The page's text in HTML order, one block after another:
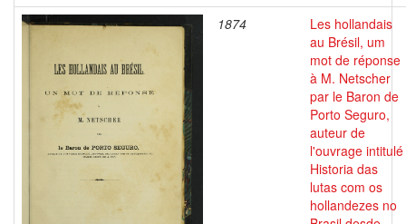
1874
Les hollandais
au Brésil, um
mot de réponse
à M. Netscher
par le Baron de
Porto Seguro,
auteur de
l'ouvrage intitulé
Historia das
lutas com os
hollandezes no